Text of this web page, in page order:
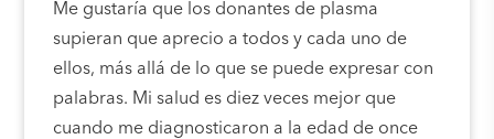
Me gustaría que los donantes de plasma
supieran que aprecio a todos y cada uno de
ellos, más allá de lo que se puede expresar con
palabras. Mi salud es diez veces mejor que
cuando me diagnosticaron a la edad de once